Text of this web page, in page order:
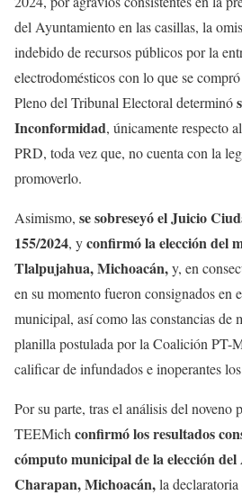
del Ayuntamiento en las casillas, la
indebido de recursos públicos por la
electrodomésticos con lo que se
Pleno del Tribunal Electoral determinó
Inconformidad, únicamente respecto
PRD, toda vez que, no cuenta con la
promoverlo.
Asimismo, se sobreseyó el Juicio
155/2024, yconfirmó la eleccióndel
Tlalpujahua, Michoacán,y, en
en su momento fueron consignados en
municipal, así como las constancias de
planilla postulada por la Coalición
calificar de infundados e inoperantes
Por su parte, tras el análisis del noveno
TEEMich confirmó los resultados
cómputo municipal de laelección
Charapan, Michoacán,la